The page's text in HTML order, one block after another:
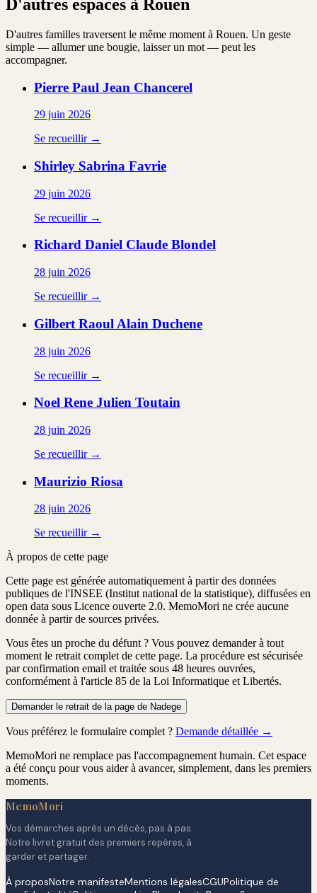
D'autres espaces à Rouen
D'autres familles traversent le même moment à Rouen. Un geste
simple — allumer une bougie, laisser un mot — peut les
accompagner.
Pierre Paul Jean Chancerel
29 juin 2026
Se recueillir →
Shirley Sabrina Favrie
29 juin 2026
Se recueillir →
Richard Daniel Claude Blondel
28 juin 2026
Se recueillir →
Gilbert Raoul Alain Duchene
28 juin 2026
Se recueillir →
Noel Rene Julien Toutain
28 juin 2026
Se recueillir →
Maurizio Riosa
28 juin 2026
Se recueillir →
À propos de cette page
Cette page est générée automatiquement à partir des données
publiques de l'INSEE (Institut national de la statistique), diffusées en
open data sous Licence ouverte 2.0. MemoMori ne crée aucune
donnée à partir de sources privées.
Vous êtes un proche du défunt ? Vous pouvez demander à tout
moment le retrait complet de cette page. La procédure est sécurisée
par confirmation email et traitée sous 48 heures ouvrées,
conformément à l'article 85 de la Loi Informatique et Libertés.
Demander le retrait de la page de Nadege
Vous préférez le formulaire complet ? Demande détaillée →
MemoMori ne remplace pas l'accompagnement humain. Cet espace
a été conçu pour vous aider à avancer, simplement, dans les premiers
moments.
MemoMori
Vos démarches après un décès, pas à pas.
Notre livret gratuit des premiers repères, à
garder et partager.
À proposNotre manifesteMentions légalesCGUPolitique de